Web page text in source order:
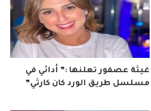
غيثة عصفور تعلنها :” أدائي في
مسلسل طريق الورد كان كارثي”